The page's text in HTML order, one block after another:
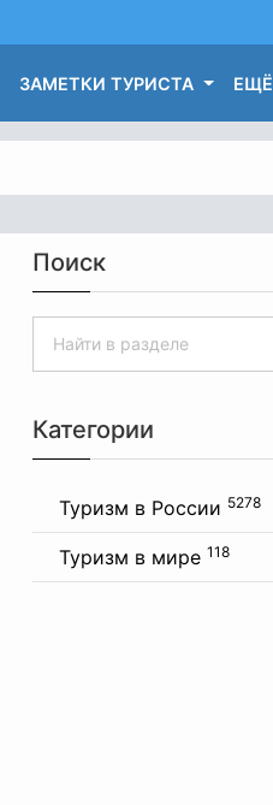
ЗАМЕТКИ ТУРИСТА ЕЩЁ
Поиск
Категории
Туризм в России 5278
Туризм в мире 118